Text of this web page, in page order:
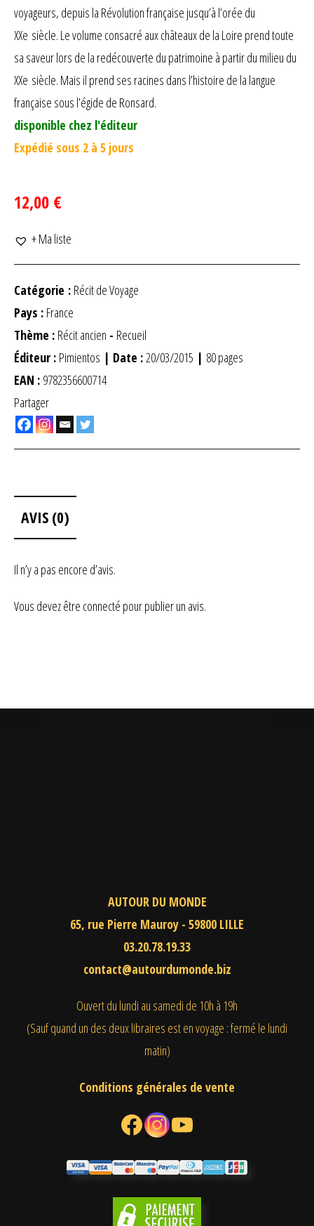
voyageurs, depuis la Révolution française jusqu’à l’orée du
XXe siècle. Le volume consacré aux châteaux de la Loire prend toute
sa saveur lors de la redécouverte du patrimoine à partir du milieu du
XXe siècle. Mais il prend ses racines dans l’histoire de la langue
française sous l’égide de Ronsard.
disponible chez l'éditeur
Expédié sous 2 à 5 jours
12,00 €
+ Ma liste
Catégorie : Récit de Voyage
Pays : France
Thème : Récit ancien - Recueil
Éditeur : Pimientos | Date :20/03/2015 | 80 pages
EAN : 9782356600714
Partager
AVIS (0)
Il n’y a pas encore d’avis.
Vous devez être connecté pour publier un avis.
AUTOUR DU MONDE
65, rue Pierre Mauroy - 59800 LILLE
03.20.78.19.33
contact@autourdumonde.biz
Ouvert du lundi au samedi de 10h à 19h
(Sauf quand un des deux libraires est en voyage : fermé le lundi
matin)
Conditions générales de vente
Facebook Instagram YouTube